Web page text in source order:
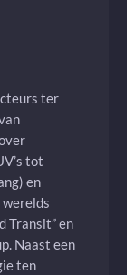
ter
tot
en
werelds
Transit” en
Naast een
ten